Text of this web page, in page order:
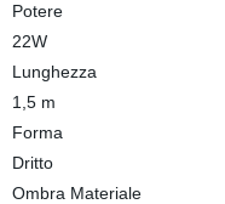
Potere
22W
Lunghezza
1,5 m
Forma
Dritto
Ombra Materiale